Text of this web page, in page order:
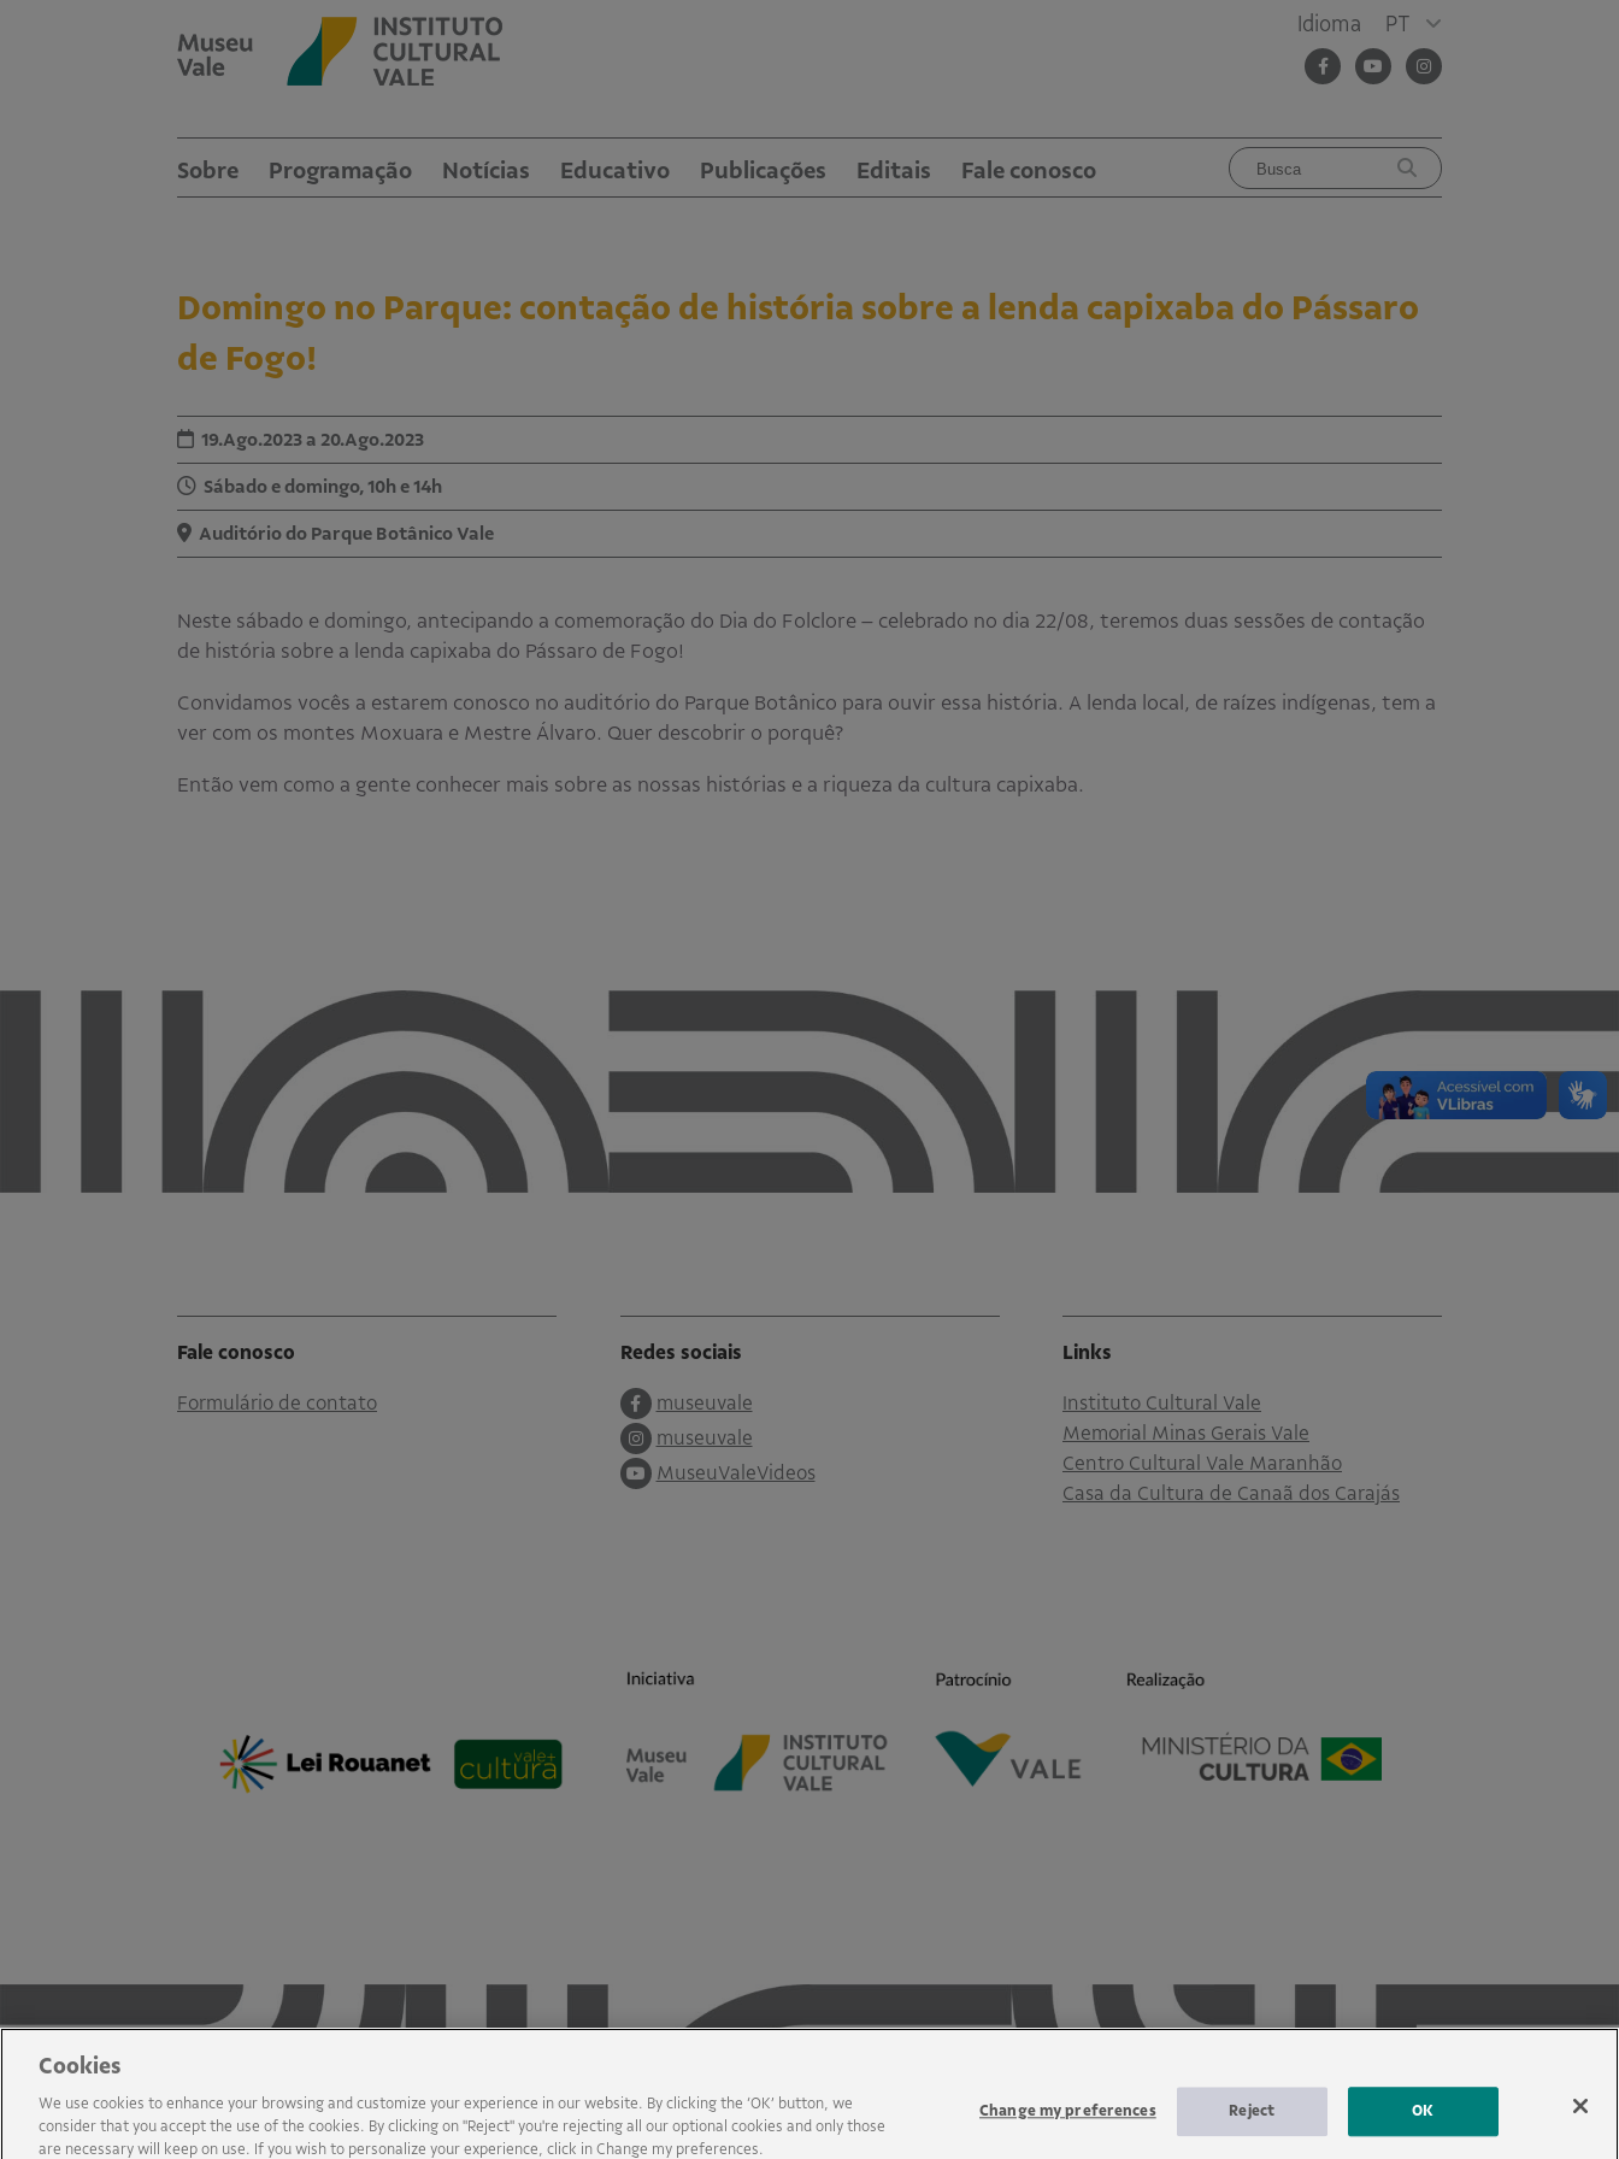
Idioma PT
Sobre Programação Notícias Educativo Publicações Editais Fale conosco
Domingo no Parque: contação de história sobre a lenda capixaba do Pássaro
de Fogo!
19.Ago.2023 a 20.Ago.2023
Sábado e domingo, 10h e 14h
Auditório do Parque Botânico Vale
Neste sábado e domingo, antecipando a comemoração do Dia do Folclore – celebrado no dia 22/08, teremos duas sessões de contação
de história sobre a lenda capixaba do Pássaro de Fogo!
Convidamos vocês a estarem conosco no auditório do Parque Botânico para ouvir essa história. A lenda local, de raízes indígenas, tem a
ver com os montes Moxuara e Mestre Álvaro. Quer descobrir o porquê?
Então vem como a gente conhecer mais sobre as nossas histórias e a riqueza da cultura capixaba.
Fale conosco
Formulário de contato
Redes sociais
museuvale
museuvale
MuseuValeVideos
Links
Instituto Cultural Vale
Memorial Minas Gerais Vale
Centro Cultural Vale Maranhão
Casa da Cultura de Canaã dos Carajás
Cookies
We use cookies to enhance your browsing and customize your experience in our website. By clicking the ‘OK’ button, we
consider that you accept the use of the cookies. By clicking on "Reject" you're rejecting all our optional cookies and only those
are necessary will keep on use. If you wish to personalize your experience, click in Change my preferences.
Change my preferences Reject OK